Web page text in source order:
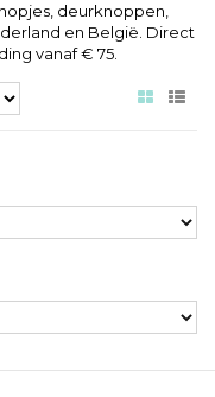
deurknoppen,
en België. Direct
vanaf € 75.